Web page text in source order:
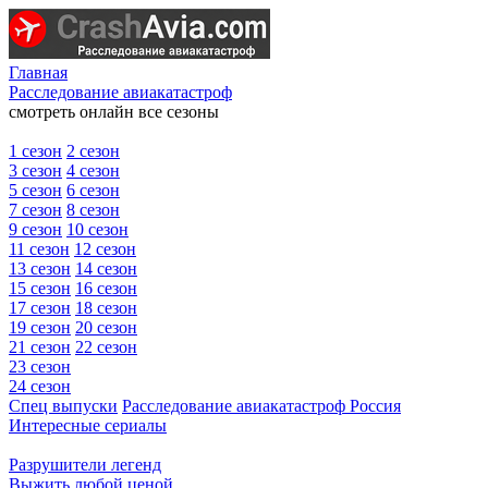
Главная
Расследование авиакатастроф
смотреть онлайн все сезоны
1 сезон 2 сезон
3 сезон 4 сезон
5 сезон 6 сезон
7 сезон 8 сезон
9 сезон 10 сезон
11 сезон 12 сезон
13 сезон 14 сезон
15 сезон 16 сезон
17 сезон 18 сезон
19 сезон 20 сезон
21 сезон 22 сезон
23 сезон
24 сезон
Спец выпуски Расследование авиакатастроф Россия
Интересные сериалы
Разрушители легенд
Выжить любой ценой